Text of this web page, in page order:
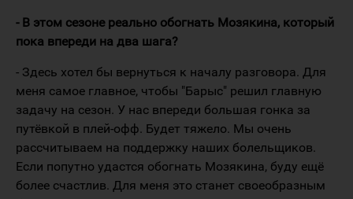
- В этом сезоне реально обогнать Мозякина, который
пока впереди на два шага?
- Здесь хотел бы вернуться к началу разговора. Для
меня самое главное, чтобы "Барыс" решил главную
задачу на сезон. У нас впереди большая гонка за
путёвкой в плей-офф. Будет тяжело. Мы очень
рассчитываем на поддержку наших болельщиков.
Если попутно удастся обогнать Мозякина, буду ещё
более счастлив. Для меня это станет своеобразным